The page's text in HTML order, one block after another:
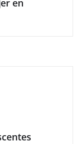
en